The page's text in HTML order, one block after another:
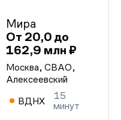
Мира
От 20,0 до
162,9 млн ₽
Москва, СВАО,
Алексеевский
ВДНХ
15
минут